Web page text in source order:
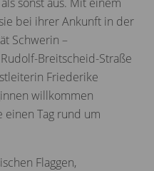
bei ihrer Ankunft in der
Schwerin –
Breitscheid-Straße
Friederike
willkommen
einen Tag rund um
Flaggen,